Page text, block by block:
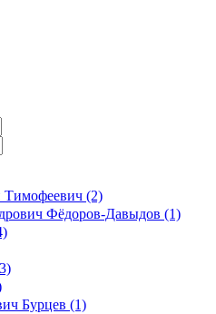
Тимофеевич (2)
Фёдоров-Давыдов (1)
Бурцев (1)